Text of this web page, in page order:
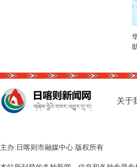
关于
主办:日喀则市融媒中心 版权所有